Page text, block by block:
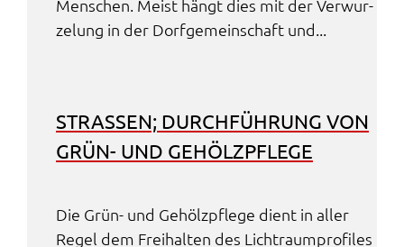
Menschen. Meist hängt dies mit der Verwur­
ze­lung in der Dorf­ge­mein­schaft und...
STRA­SSEN; DURCH­FÜH­RUNG VON G
RÜN- UND GEHÖLZ­PFLE­GE
Die Grün- und Gehölz­pfle­ge dient in aller
Regel dem Frei­hal­ten des Lichtraum­pro­files
Name:
fe_typo_user
Zweck:
Anonyme Klickzählung